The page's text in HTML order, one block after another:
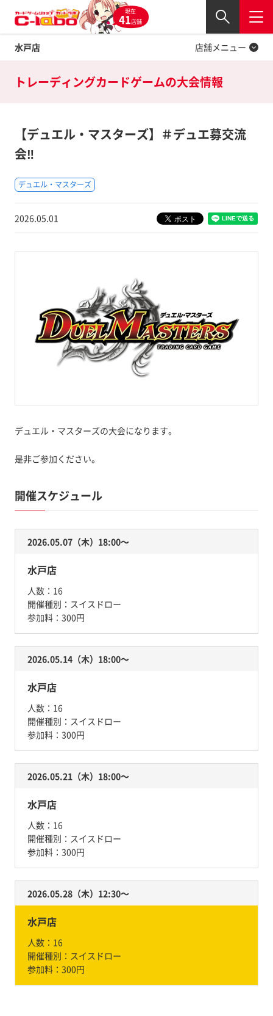
現在
41店舗
水戸店
閉じる
店舗メニュー
Twitter
トレーディングカードゲームの大会情報
【デュエル・マスターズ】＃デュエ募交流
会‼
デュエル・マスターズ
2026.05.01
デュエル・マスターズの大会になります。
是非ご参加ください。
開催スケジュール
2026.05.07（木）18:00〜
水戸店
人数： 16
開催種別： スイスドロー
参加料： 300円
2026.05.14（木）18:00〜
水戸店
人数： 16
開催種別： スイスドロー
参加料： 300円
2026.05.21（木）18:00〜
水戸店
人数： 16
開催種別： スイスドロー
参加料： 300円
2026.05.28（木）12:30〜
水戸店
人数： 16
開催種別： スイスドロー
参加料： 300円